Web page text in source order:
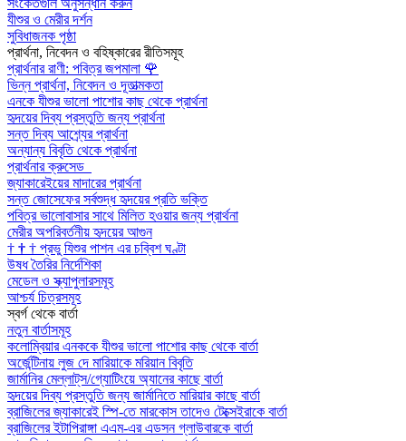
যীশুর ও মেরীর দর্শন
সুবিধাজনক পৃষ্ঠা
প্রার্থনা, নিবেদন ও বহিষ্কারের রীতিসমূহ
প্রার্থনার রাণী: পবিত্র জপমালা 🌹
ভিন্ন প্রার্থনা, নিবেদন ও দূতাত্মকতা
এনকে যীশুর ভালো পাশোর কাছ থেকে প্রার্থনা
হৃদয়ের দিব্য প্রস্তুতি জন্য প্রার্থনা
সন্ত দিব্য আশ্র্যের প্রার্থনা
অন্যান্য বিবৃতি থেকে প্রার্থনা
প্রার্থনার ক্রুসেড
জ্যাকারেইয়ের মাদারের প্রার্থনা
সন্ত জোসেফের সর্বশুদ্ধ হৃদয়ের প্রতি ভক্তি
পবিত্র ভালোবাসার সাথে মিলিত হওয়ার জন্য প্রার্থনা
মেরীর অপরিবর্তনীয় হৃদয়ের আগুন
† † † প্রভু যিশুর পাশন এর চব্বিশ ঘণ্টা
উষধ তৈরির নির্দেশিকা
মেডেল ও স্ক্যাপুলারসমূহ
আশ্চর্য চিত্রসমূহ
স্বর্গ থেকে বার্তা
নতুন বার্তাসমূহ
কলোম্বিয়ার এনককে যীশুর ভালো পাশোর কাছ থেকে বার্তা
অর্জেন্টিনায় লুজ দে মারিয়াকে মরিয়ান বিবৃতি
জার্মানির মেল্লাট্‌স/গ্যোটিংয়ে অ্যানের কাছে বার্তা
হৃদয়ের দিব্য প্রস্তুতি জন্য জার্মানিতে মারিয়ার কাছে বার্তা
ব্রাজিলের জ্যাকারেই স্পি-তে মারকোস তাদেও টেক্সেইরাকে বার্তা
ব্রাজিলের ইটাপিরাঙ্গা এএম-এর এডসন গ্লাউবারকে বার্তা